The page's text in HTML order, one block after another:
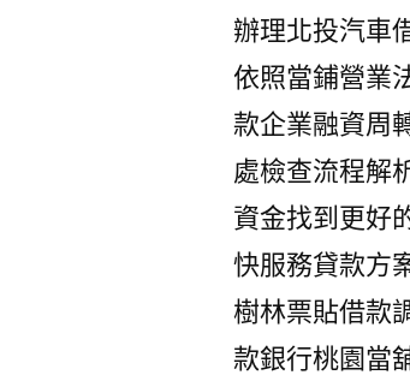
辦理北投汽車
依照當鋪營業
款企業融資周
處檢查流程解
資金找到更好
快服務貸款方
樹林票貼借款
款銀行桃園當